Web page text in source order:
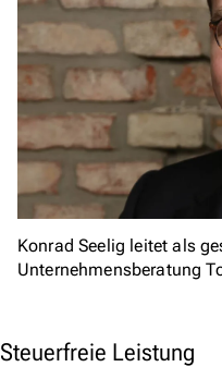
Konrad Seelig leitet als
Unternehmensberatung
Steuerfreie Leistung